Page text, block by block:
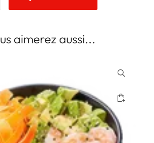
aimerez aussi...